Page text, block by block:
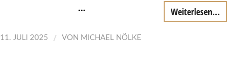
… Weiterlesen...
11. JULI 2025 / VON MICHAEL NÖLKE